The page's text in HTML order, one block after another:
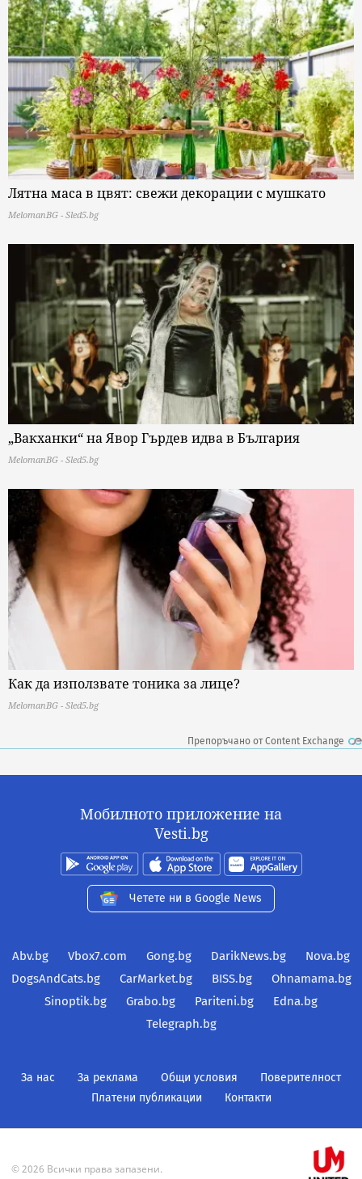
Лятна маса в цвят: свежи декорации с мушкато
MelomanBG - Sled5.bg
„Вакханки“ на Явор Гърдев идва в България
MelomanBG - Sled5.bg
Как да използвате тоника за лице?
MelomanBG - Sled5.bg
Препоръчано от Content Exchange
Мобилното приложение на
Vesti.bg
Четете ни в Google News
Abv.bg Vbox7.com Gong.bg DarikNews.bg
Nova.bg
DogsAndCats.bg
CarMarket.bg BISS.bg
Ohnamama.bg
Sinoptik.bg
Grabo.bg Pariteni.bg
Edna.bg
Telegraph.bg
За нас За реклама Общи условия
Поверителност
Платени публикации
Контакти
© 2026 Всички права запазени.